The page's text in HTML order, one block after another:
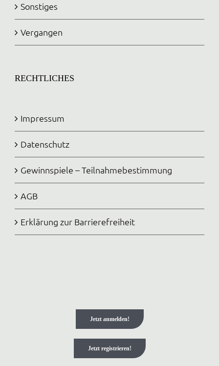
Sonstiges
Vergangen
RECHTLICHES
Impressum
Datenschutz
Gewinnspiele – Teilnahmebestimmung
AGB
Erklärung zur Barrierefreiheit
Jetzt anmelden!
Jetzt registrieren!